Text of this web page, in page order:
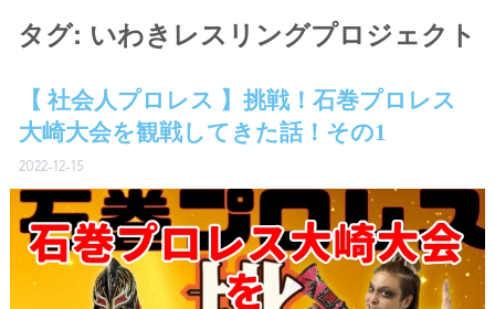
タグ: いわきレスリングプロジェクト
【 社会人プロレス 】挑戦！石巻プロレス
大崎大会を観戦してきた話！その1
2022-12-15